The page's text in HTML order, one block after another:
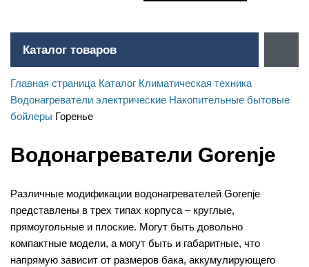
Каталог товаров
Главная страница Каталог Климатическая техника
Водонагреватели электрические Накопительные бытовые
бойлеры Горенье
Водонагреватели Gorenje
Различные модификации водонагревателей Gorenje
представлены в трех типах корпуса – круглые,
прямоугольные и плоские. Могут быть довольно
компактные модели, а могут быть и габаритные, что
напрямую зависит от размеров бака, аккумулирующего